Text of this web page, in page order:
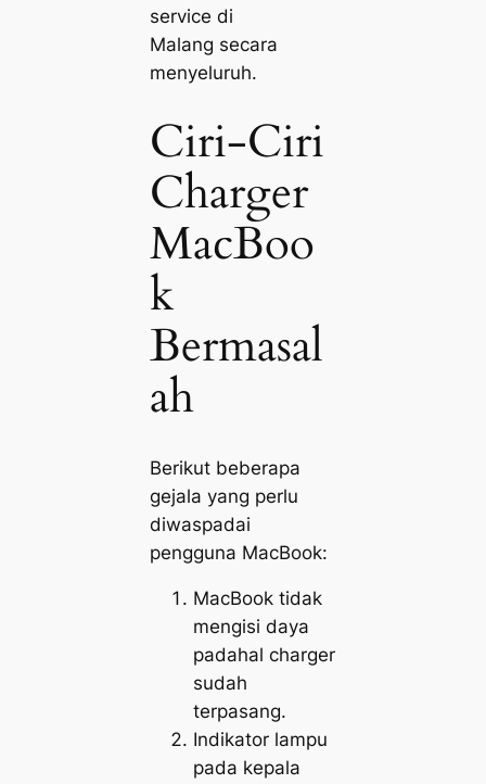
service di
Malang secara
menyeluruh.
Ciri-Ciri
Charger
MacBoo
k
Bermasal
ah
Berikut beberapa
gejala yang perlu
diwaspadai
pengguna MacBook:
MacBook tidak
mengisi daya
padahal charger
sudah
terpasang.
Indikator lampu
pada kepala